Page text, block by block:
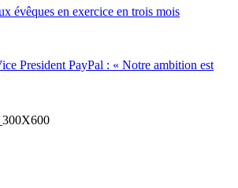
évêques en exercice en trois mois
President PayPal : « Notre ambition est